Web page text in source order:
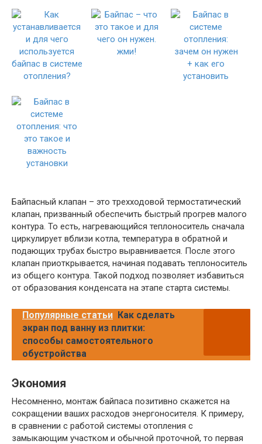
Байпасный клапан – это трехходовой термостатический
клапан, призванный обеспечить быстрый прогрев малого
контура. То есть, нагревающийся теплоноситель сначала
циркулирует вблизи котла, температура в обратной и
подающих трубах быстро выравнивается. После этого
клапан приоткрывается, начиная подавать теплоноситель
из общего контура. Такой подход позволяет избавиться
от образования конденсата на этапе старта системы.
Популярные статьи Как сделать
экран под ванну из плитки:
способы самостоятельного
обустройства
Экономия
Несомненно, монтаж байпаса позитивно скажется на
сокращении ваших расходов энергоносителя. К примеру,
в сравнении с работой системы отопления с
замыкающим участком и обычной проточной, то первая